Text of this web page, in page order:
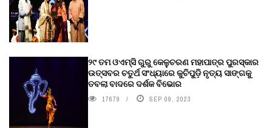
୨୯ ତମ ଓଏମ୍‌ସି ଗୁରୁ କେଳୁଚରଣ ମହାପାତ୍ର ପୁରସ୍କାର
ଉତ୍ସବର ଚତୁର୍ଥ ସଂଧ୍ୟାରେ କୁଚିପୁଡ଼ି ନୃତ୍ୟ ସାଙ୍ଗକୁ
ତବଲା ବାଦରେ ଦର୍ଶକ ବିଭୋର
17679 SEP 09, 2023